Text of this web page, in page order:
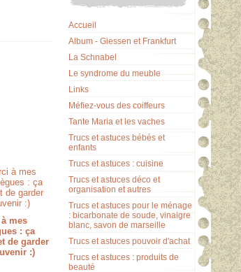
mes
: ça
de garder
:)
Accueil
Album - Giessen et Frankfurt
La Schnabel
Le syndrome du meuble
Links
Méfiez-vous des coiffeurs
Tante Maria et les vaches
Trucs et astuces bébés et
enfants
Trucs et astuces : cuisine
Trucs et astuces déco et
organisation et autres
Trucs et astuces pour le ménage
: bicarbonate de soude, vinaigre
blanc, savon de marseille
Trucs et astuces pouvoir d'achat
Trucs et astuces : produits de
beauté